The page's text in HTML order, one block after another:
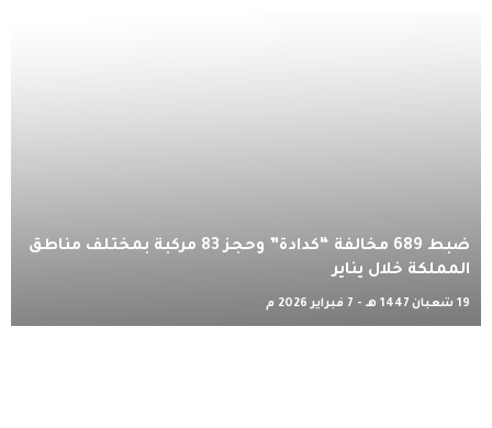
ضبط 689 مخالفة “كدادة” وحجز 83 مركبة بمختلف مناطق
المملكة خلال يناير
19 شعبان 1447 هـ - 7 فبراير 2026 م